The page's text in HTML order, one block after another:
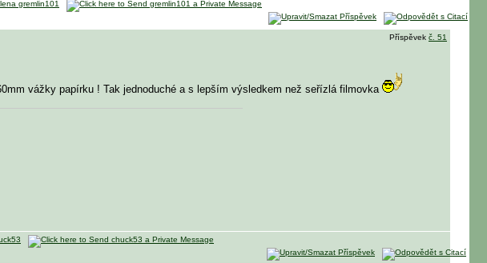
Příspěvek č. 51
vážky papírku ! Tak jednoduché a s lepším výsledkem než seřízlá filmovka